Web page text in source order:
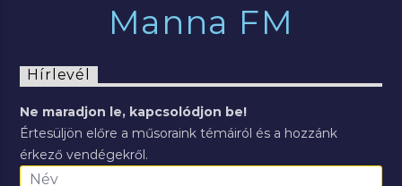
Manna FM
Hírlevél
Ne maradjon le, kapcsolódjon be!
Értesüljön előre a műsoraink témáiról és a hozzánk
érkező vendégekről.